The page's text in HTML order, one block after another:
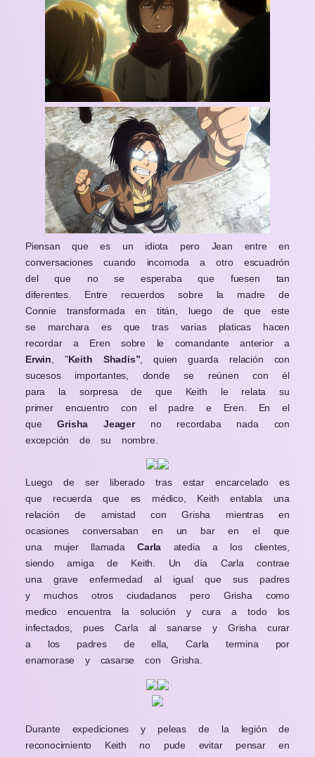
Piensan que es un idiota pero Jean entre en
conversaciones cuando incomoda a otro escuadrón
del que no se esperaba que fuesen tan
diferentes. Entre recuerdos sobre la madre de
Connie transformada en titán, luego de que este
se marchara es que tras varias platicas hacen
recordar a Eren sobre le comandante anterior a
Erwin , ”Keith Shadis” , quien guarda relación con
sucesos importantes, donde se reúnen con él
para la sorpresa de que Keith le relata su
primer encuentro con el padre e Eren. En el
queGrisha Jeager no recordaba nada con
excepción de su nombre.
Luego de ser liberado tras estar encarcelado es
que recuerda que es médico, Keith entabla una
relación de amistad con Grisha mientras en
ocasiones conversaban en un bar en el que
una mujer llamadaCarla atedia
a los clientes,
siendo amiga de Keith. Un día Carla contrae
una grave enfermedad al igual que sus padres
y muchos otros ciudadanos pero Grisha como
medico encuentra la solución y cura a todo los
infectados, pues Carla al sanarse y Grisha curar
a los padres de ella, Carla termina por
enamorase y casarse con Grisha.
Durante expediciones y peleas de la legión de
reconocimiento Keith no pude evitar pensar en